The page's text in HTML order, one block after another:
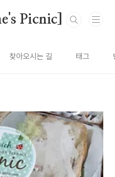
Picnic]
찾아오시는 길 태그